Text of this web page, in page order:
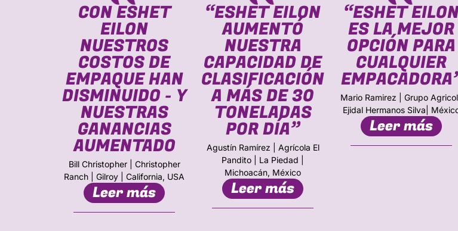
CON ESHET
EILON
NUESTROS
COSTOS DE
EMPAQUE HAN
DISMINUIDO - Y
NUESTRAS
GANANCIAS
AUMENTADO
Bill Christopher | Christopher
Ranch | Gilroy | California, USA
Leer más
“ESHET EILON
AUMENTÓ
NUESTRA
CAPACIDAD DE
CLASIFICACIÓN
A MÁS DE 30
TONELADAS
POR DÍA”
Agustín Ramírez | Agrícola El
Pandito | La Piedad |
Michoacán, México
Leer más
“ESHET
ES LA MEJOR
OPCIÓN PARA
CUALQUIER
Mario Ramirez | Grupo
Ejidal Hermanos Silva|
Leer más